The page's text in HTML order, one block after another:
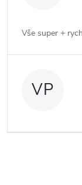
Vše super +
VP